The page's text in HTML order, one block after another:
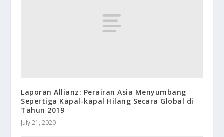
Laporan Allianz: Perairan Asia Menyumbang
Sepertiga Kapal-kapal Hilang Secara Global di
Tahun 2019
July 21, 2020